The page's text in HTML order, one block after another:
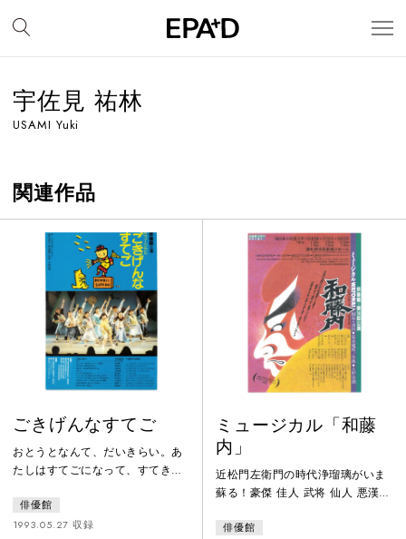
宇佐見 祐林
USAMI Yuki
関連作品
ごきげんなすてご
おとうとなんて、だいきらい。あ
たしはすてごになって、すてきな
って家出した小さな女の子と、か
わいい「すてごなかま」たちのぼ
俳優館
1993.05.27 収録
ミュージカル「和藤
内」
近松門左衛門の時代浄瑠璃がいま
蘇る！豪傑 佳人 武将 仙人 悪漢
と平成を繋ぐ 勇壮な祭りが始まる
俳優館